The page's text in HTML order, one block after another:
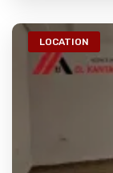
LOCATION